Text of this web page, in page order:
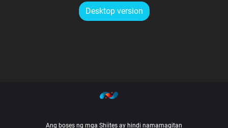
Desktop version
Ang boses ng mga Shiites ay hindi namamagitan